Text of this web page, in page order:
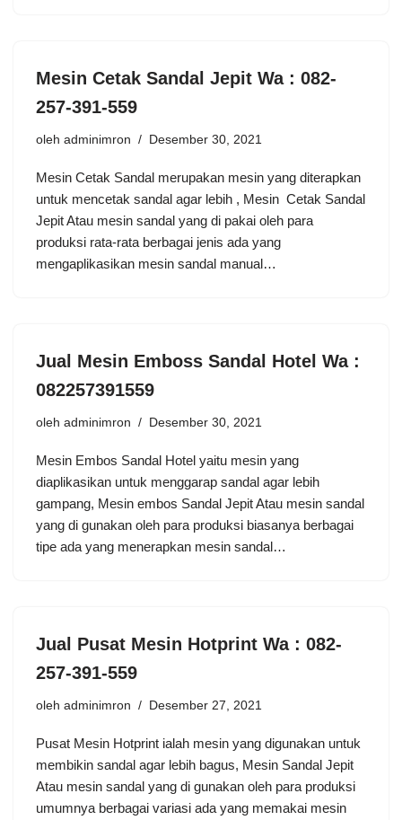
Mesin Cetak Sandal Jepit Wa : 082-
257-391-559
oleh adminimron Desember 30, 2021
Mesin Cetak Sandal merupakan mesin yang diterapkan
untuk mencetak sandal agar lebih , Mesin Cetak Sandal
Jepit Atau mesin sandal yang di pakai oleh para
produksi rata-rata berbagai jenis ada yang
mengaplikasikan mesin sandal manual…
Jual Mesin Emboss Sandal Hotel Wa :
082257391559
oleh adminimron Desember 30, 2021
Mesin Embos Sandal Hotel yaitu mesin yang
diaplikasikan untuk menggarap sandal agar lebih
gampang, Mesin embos Sandal Jepit Atau mesin sandal
yang di gunakan oleh para produksi biasanya berbagai
tipe ada yang menerapkan mesin sandal…
Jual Pusat Mesin Hotprint Wa : 082-
257-391-559
oleh adminimron Desember 27, 2021
Pusat Mesin Hotprint ialah mesin yang digunakan untuk
membikin sandal agar lebih bagus, Mesin Sandal Jepit
Atau mesin sandal yang di gunakan oleh para produksi
umumnya berbagai variasi ada yang memakai mesin